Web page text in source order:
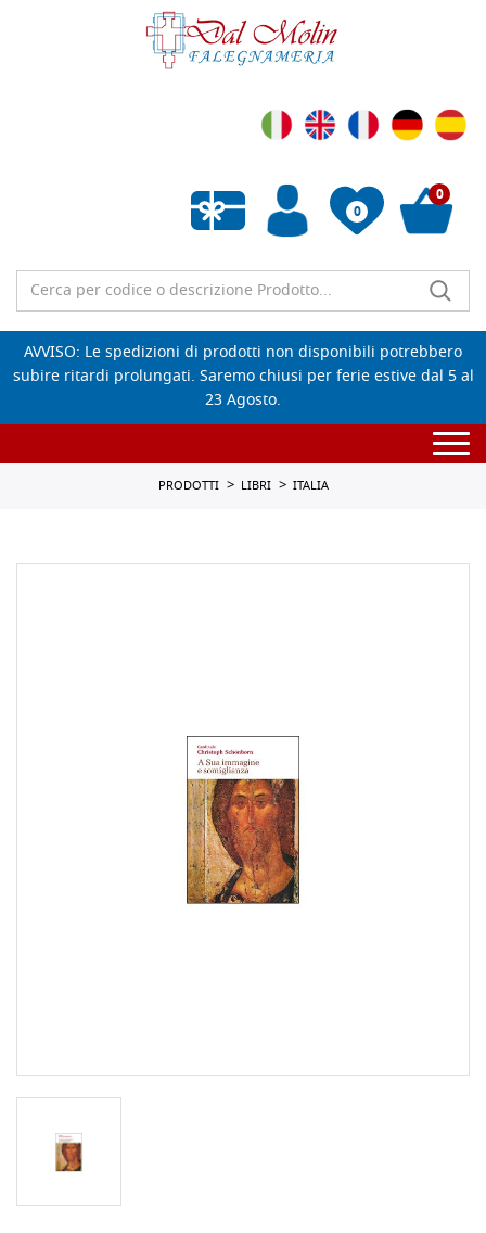
0
Wishlist vuota
0
AVVISO: Le spedizioni di prodotti non disponibili potrebbero
subire ritardi prolungati. Saremo chiusi per ferie estive dal 5 al
23 Agosto.
PRODOTTI LIBRI ITALIA